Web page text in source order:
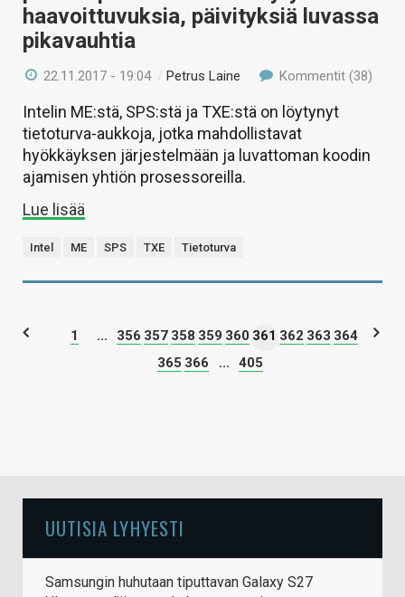
haavoittuvuksia, päivityksiä luvassa
pikavauhtia
22.11.2017 - 19:04 /Petrus Laine Kommentit (38)
Intelin ME:stä, SPS:stä ja TXE:stä on löytynyt
tietoturva-aukkoja, jotka mahdollistavat
hyökkäyksen järjestelmään ja luvattoman koodin
ajamisen yhtiön prosessoreilla.
Lue lisää
Intel ME SPS TXE Tietoturva
1 ... 356 357 358 359 360 361 362 363 364
365 366 ... 405
UUTISIA LYHYESTI
Samsungin huhutaan tiputtavan Galaxy S27